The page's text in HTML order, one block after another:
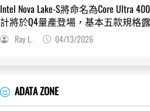
Intel Nova Lake-S將命名為Core Ultra
計將於Q4量產登場，基本五款規格
Ray L. 04/13/2026
ADATA ZONE